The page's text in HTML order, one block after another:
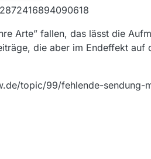
Arte” fallen, das lässt die
die aber im Endeffekt auf
topic/99/fehlende-sendung-